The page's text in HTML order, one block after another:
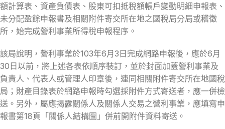
額計算表、資產負債表、股東可扣抵稅額帳戶變動明細申報表、
未分配盈餘申報書及相關附件寄交所在地之國稅局分局或稽徵
所，始完成營利事業所得稅申報程序。
該局說明，營利事業於103年6月3日完成網路申報後，應於6月
30日以前，將上述各表依順序裝訂，並於封面加蓋營利事業及
負責人、代表人或管理人印章後，連同相關附件寄交所在地國稅
局；財產目錄表於網路申報時勾選採附件方式寄送者，應一併檢
送。另外，屬應揭露關係人及關係人交易之營利事業，應填寫申
報書第18頁「關係人結構圖」併前開附件資料寄送。